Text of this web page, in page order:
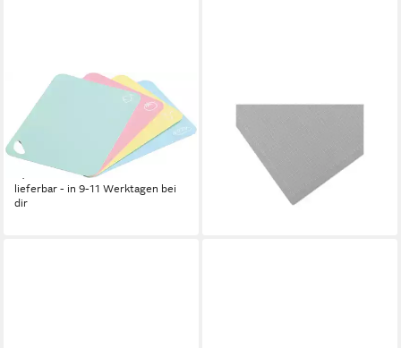
KESPER®
Schneideunterlage Flexible
Schneidunterlage, 4er Set,
Maße: 38 x 29 x 0,2 cm
lieferbar - in 9-11 Werktagen bei
dir
Schneidematte für
Rollschneider 120 x 90 cm
UVP